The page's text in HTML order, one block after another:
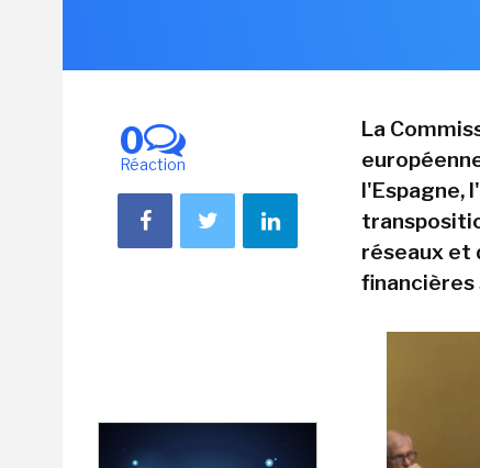
0
Réaction
La
l'Espagne,
réseaux et
financières